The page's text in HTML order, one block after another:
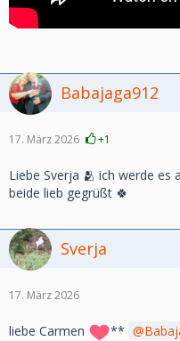
Babajaga912
17. März 2026 +1
Liebe Sverja 🫂 ich werde es
beide lieb gegrüßt 🍀
Sverja
17. März 2026
liebe Carmen **